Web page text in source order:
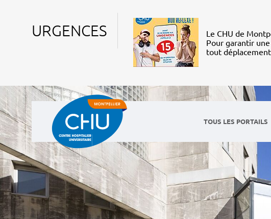
URGENCES
Le CHU de
Pour garantir
tout
TOUS LES PORTAILS